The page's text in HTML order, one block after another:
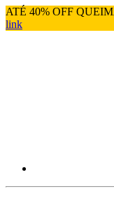
ATÉ 40% OFF
link